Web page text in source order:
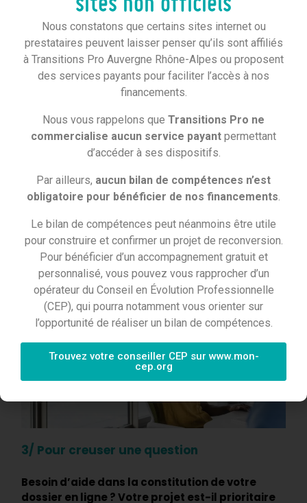
pour en savoir plus et démarrer votre parcours de
reconversion.
3/ Pour creuser une question
Besoin d’aide dans la constitution de votre
dossier en ligne ? Votre projet est-il prioritaire
Nous constatons que certains sites internet ou
prestataires peuvent laisser penser qu’ils sont affiliés
à Transitions Pro Auvergne Rhône-Alpes ou proposent
des services payants pour faciliter l’accès à nos
financements.
Nous vous rappelons que Transitions Pro ne
commercialise aucun service payant permettant
d’accéder à ses dispositifs.
Par ailleurs, aucun bilan de compétences n’est
obligatoire pour bénéficier de nos financements.
Le bilan de compétences peut néanmoins être utile
pour construire et confirmer un projet de reconversion.
Pour bénéficier d’un accompagnement gratuit et
personnalisé, vous pouvez vous rapprocher d’un
opérateur du Conseil en Évolution Professionnelle
(CEP), qui pourra notamment vous orienter sur
l’opportunité de réaliser un bilan de compétences.
Trouvez votre conseiller CEP sur www.mon-
cep.org